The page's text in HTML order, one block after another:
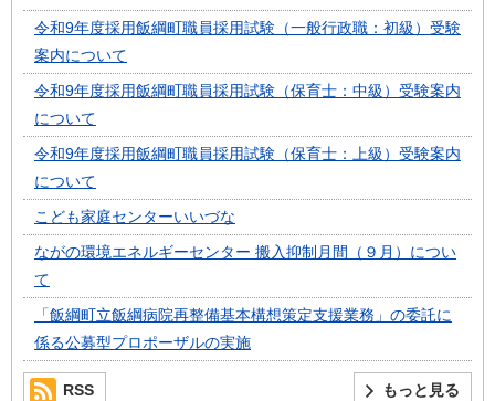
令和9年度採用飯綱町職員採用試験（一般行政職：初級）受験
案内について
令和9年度採用飯綱町職員採用試験（保育士：中級）受験案内
について
令和9年度採用飯綱町職員採用試験（保育士：上級）受験案内
について
こども家庭センターいいづな
ながの環境エネルギーセンター 搬入抑制月間（９月）につい
て
「飯綱町立飯綱病院再整備基本構想策定支援業務」の委託に
係る公募型プロポーザルの実施
もっと見る
RSS